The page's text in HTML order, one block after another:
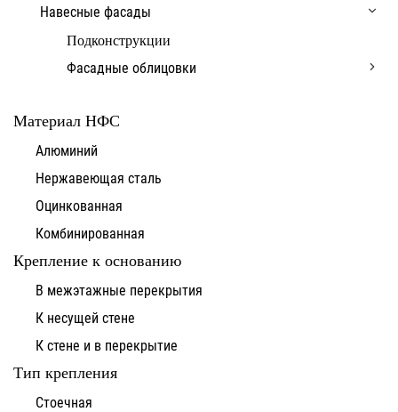
Навесные фасады
Подконструкции
Фасадные облицовки
Материал НФС
Алюминий
Нержавеющая сталь
Оцинкованная
Комбинированная
Крепление к основанию
В межэтажные перекрытия
К несущей стене
К стене и в перекрытие
Тип крепления
Стоечная